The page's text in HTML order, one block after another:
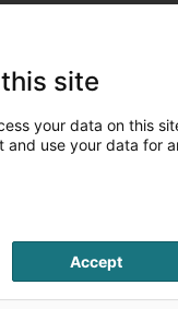
site
your data on this
use your data for
Accept